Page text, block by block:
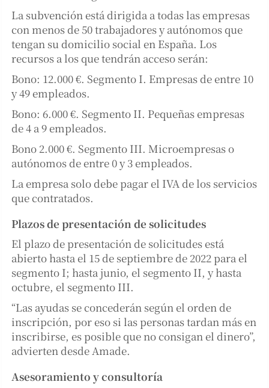
La subvención está dirigida a todas las empresas
con menos de 50 trabajadores y autónomos que
tengan su domicilio social en España. Los
recursos a los que tendrán acceso serán:
Bono: 12.000 €. Segmento I. Empresas de entre 10
y 49 empleados.
Bono: 6.000 €. Segmento II. Pequeñas empresas
de 4 a 9 empleados.
Bono 2.000 €. Segmento III. Microempresas o
autónomos de entre 0 y 3 empleados.
La empresa solo debe pagar el IVA de los servicios
que contratados.
Plazos de presentación de solicitudes
El plazo de presentación de solicitudes está
abierto hasta el 15 de septiembre de 2022 para el
segmento I; hasta junio, el segmento II, y hasta
octubre, el segmento III.
“Las ayudas se concederán según el orden de
inscripción, por eso si las personas tardan más en
inscribirse, es posible que no consigan el dinero”,
advierten desde Amade.
Asesoramiento y consultoría